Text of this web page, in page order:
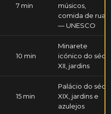
7 min
músicos,
comida de rua
— UNESCO
10 min
Minarete
icónico do séc.
XII, jardins
15 min
Palácio do séc.
XIX, jardins e
azulejos